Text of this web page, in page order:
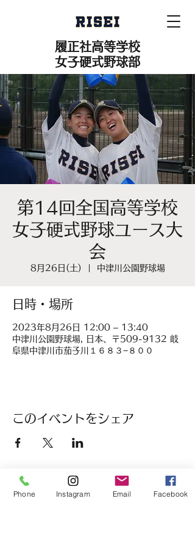
履正社高等学校
女子硬式野球部
第14回全国高等学校
女子硬式野球ユース大
会
8月26日(土) 中津川公園野球場
日時・場所
2023年8月26日 12:00 – 13:40
中津川公園野球場, 日本、〒509-9132 岐
阜県中津川市茄子川１６８３−８００
このイベントをシェア
Phone Instagram Email Facebook